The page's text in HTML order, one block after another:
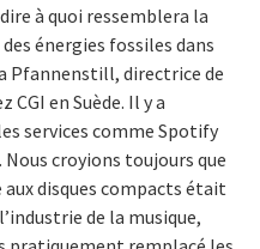
à quoi ressemblera la
énergies fossiles dans
Pfannenstill, directrice de
en Suède. Il y a
services comme Spotify
croyions toujours que
aux disques compacts était
de la musique,